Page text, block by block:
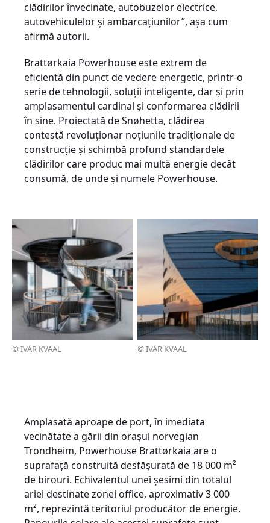
clădirilor învecinate, autobuzelor electrice,
autovehiculelor și ambarcaţiunilor”, aşa cum
afirmă autorii.
Brattørkaia Powerhouse este extrem de
eficientă din punct de vedere energetic, printr-o
serie de tehnologii, soluții inteligente, dar și prin
amplasamentul cardinal şi conformarea clădirii
în sine. Proiectată de Snøhetta, clădirea
contestă revoluţionar noțiunile tradiționale de
construcție și schimbă profund standardele
clădirilor care produc mai multă energie decât
consumă, de unde şi numele Powerhouse.
© IVAR KVAAL © IVAR KVAAL
Amplasată aproape de port, în imediata
vecinătate a gării din oraşul norvegian
Trondheim, Powerhouse Brattørkaia are o
suprafaţă construită desfăşurată de 18 000 m²
de birouri. Echivalentul unei şesimi din totalul
ariei destinate zonei office, aproximativ 3 000
m², reprezintă teritoriul producător de energie.